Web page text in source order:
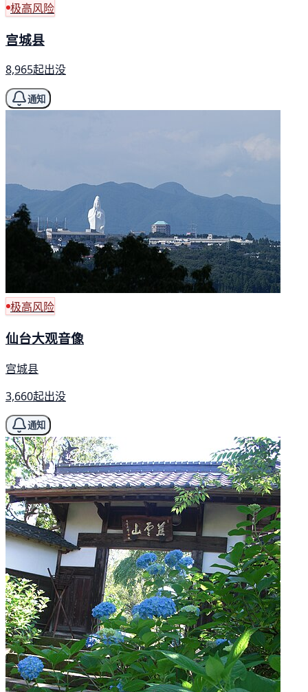
极高风险
宫城县
8,965起出没
通知
极高风险
仙台大观音像
宫城县
3,660起出没
通知